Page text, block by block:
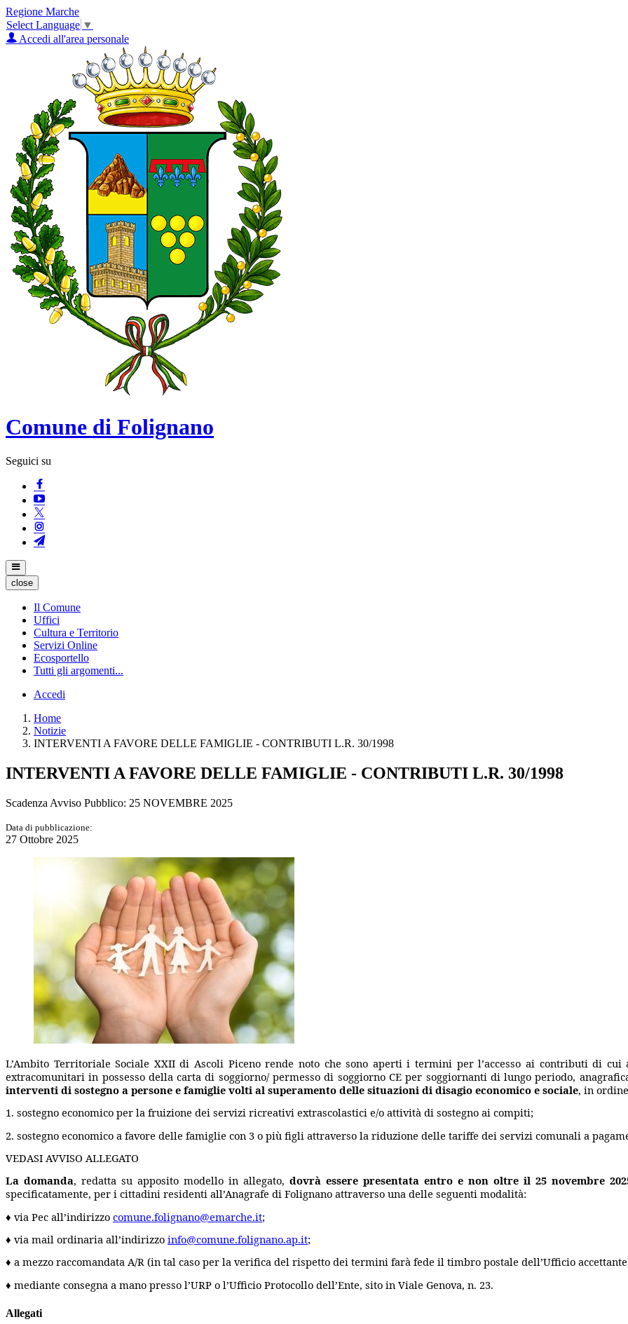
Regione Marche
Select Language ▼
Accedi all'area personale
Comune di Folignano
Seguici su
close
Il Comune
Uffici
Cultura e Territorio
Servizi Online
Ecosportello
Tutti gli argomenti...
Accedi
Home
Notizie
INTERVENTI A FAVORE DELLE FAMIGLIE - CONTRIBUTI L.R. 30/1998
INTERVENTI A FAVORE DELLE FAMIGLIE - CONTRIBUTI L.R. 30/1998
Scadenza Avviso Pubblico: 25 NOVEMBRE 2025
Data di pubblicazione:
27 Ottobre 2025
L’Ambito Territoriale Sociale XXII di Ascoli Piceno rende noto che sono aperti i termini per l’accesso ai contributi di
extracomunitari in possesso della carta di soggiorno/ permesso di soggiorno CE per soggiornanti di lungo periodo,
interventi di sostegno a persone e famiglie volti al superamento delle situazioni di disagio economico e sociale, in
1. sostegno economico per la fruizione dei servizi ricreativi extrascolastici e/o attività di sostegno ai compiti;
2. sostegno economico a favore delle famiglie con 3 o più figli attraverso la riduzione delle tariffe dei servizi comunali a
VEDASI AVVISO ALLEGATO
La domanda, redatta su apposito modello in allegato, dovrà essere presentata entro e non oltre il 25 novembre
specificatamente, per i cittadini residenti all’Anagrafe di Folignano attraverso una delle seguenti modalità:
♦ via Pec all’indirizzo comune.folignano@emarche.it;
♦ via mail ordinaria all’indirizzo info@comune.folignano.ap.it;
♦ a mezzo raccomandata A/R (in tal caso per la verifica del rispetto dei termini farà fede il timbro postale dell’Ufficio
♦ mediante consegna a mano presso l’URP o l’Ufficio Protocollo dell’Ente, sito in Viale Genova, n. 23.
Allegati